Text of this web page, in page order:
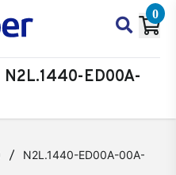
0
N2L.1440-ED00A-
N2L.1440-ED00A-00A-K